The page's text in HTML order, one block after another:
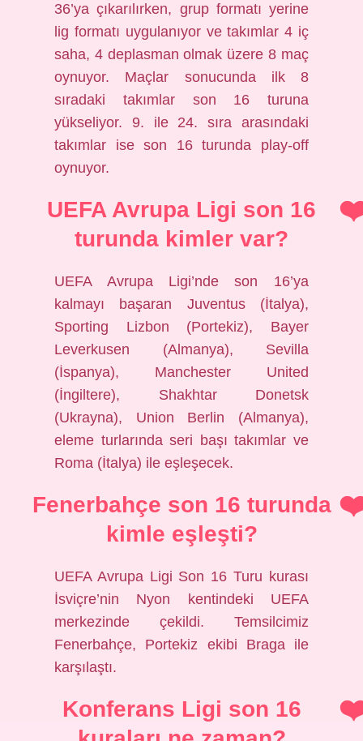
36’ya çıkarılırken, grup formatı yerine
lig formatı uygulanıyor ve takımlar 4 iç
saha, 4 deplasman olmak üzere 8 maç
oynuyor. Maçlar sonucunda ilk 8
sıradaki takımlar son 16 turuna
yükseliyor. 9. ile 24. sıra arasındaki
takımlar ise son 16 turunda play-off
oynuyor.
UEFA Avrupa Ligi son 16
turunda kimler var?
UEFA Avrupa Ligi’nde son 16’ya
kalmayı başaran Juventus (İtalya),
Sporting Lizbon (Portekiz), Bayer
Leverkusen (Almanya), Sevilla
(İspanya), Manchester United
(İngiltere), Shakhtar Donetsk
(Ukrayna), Union Berlin (Almanya),
eleme turlarında seri başı takımlar ve
Roma (İtalya) ile eşleşecek.
Fenerbahçe son 16 turunda
kimle eşleşti?
UEFA Avrupa Ligi Son 16 Turu kurası
İsviçre’nin Nyon kentindeki UEFA
merkezinde çekildi. Temsilcimiz
Fenerbahçe, Portekiz ekibi Braga ile
karşılaştı.
Konferans Ligi son 16